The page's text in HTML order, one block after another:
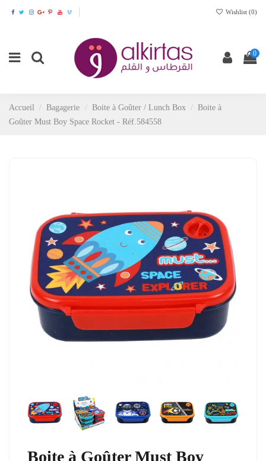
Wishlist (0)
0
Accueil Bagagerie Boite à Goûter / Lunch Box
Boite à
Goûter Must Boy Space Rocket - Réf.584558
Boite à Goûter Must Boy